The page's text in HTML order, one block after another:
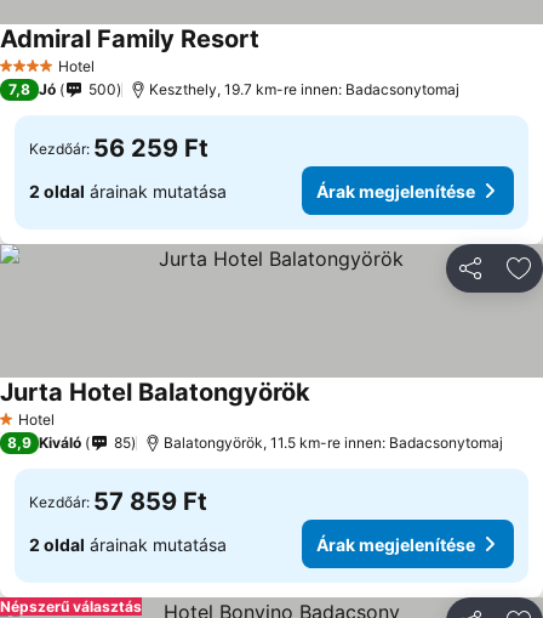
4 KategóriaHotel
Admiral Family Resort
7,8 Jó 500 Keszthely, 19.7 km-re innen: Badacsonytomaj
Kezdőár: 56 259 Ft
2 oldal árainak mutatása Árak megjelenítése
1 Kategória
Hotel
Jurta Hotel Balatongyörök
8,9 Kiváló 85 Balatongyörök, 11.5 km-re innen: Badacsonytomaj
Kezdőár: 57 859 Ft
2 oldal árainak mutatása Árak megjelenítése
Népszerű választás